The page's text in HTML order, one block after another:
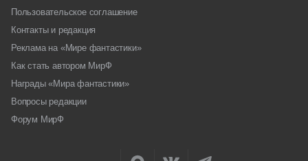
Пользовательское соглашение
Контакты и редакция
Реклама на «Мире фантастики»
Как стать автором МирФ
Награды «Мира фантастики»
Вопросы редакции
Форум МирФ